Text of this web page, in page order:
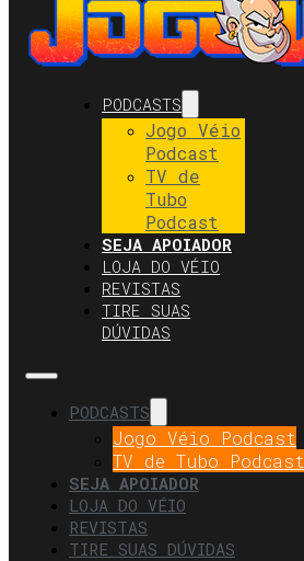
PODCASTS
Jogo Véio
Podcast
TV de
Tubo
Podcast
SEJA APOIADOR
LOJA DO VÉIO
REVISTAS
TIRE SUAS
DÚVIDAS
PODCASTS
Jogo Véio Podcast
TV de Tubo Podcast
SEJA APOIADOR
LOJA DO VÉIO
REVISTAS
TIRE SUAS DÚVIDAS